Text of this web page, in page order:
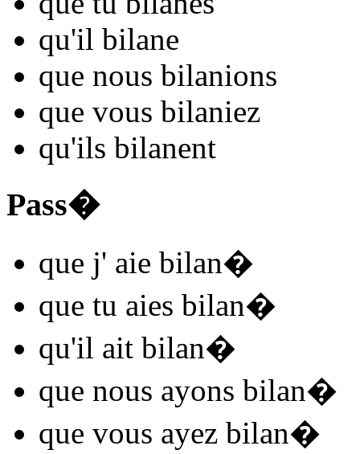
qu'il bilane
que nous bilanions
que vous bilaniez
qu'ils bilanent
Pass�
que j' aie bilan�
que tu aies bilan�
qu'il ait bilan�
que nous ayons bilan�
que vous ayez bilan�